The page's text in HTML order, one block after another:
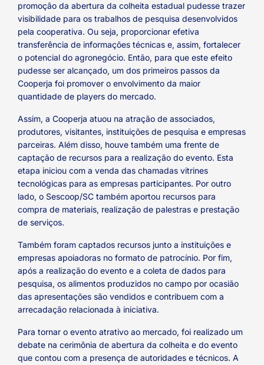
promoção da abertura da colheita estadual pudesse trazer
visibilidade para os trabalhos de pesquisa desenvolvidos
pela cooperativa. Ou seja, proporcionar efetiva
transferência de informações técnicas e, assim, fortalecer
o potencial do agronegócio. Então, para que este efeito
pudesse ser alcançado, um dos primeiros passos da
Cooperja foi promover o envolvimento da maior
quantidade de players do mercado.
Assim, a Cooperja atuou na atração de associados,
produtores, visitantes, instituições de pesquisa e empresas
parceiras. Além disso, houve também uma frente de
captação de recursos para a realização do evento. Esta
etapa iniciou com a venda das chamadas vitrines
tecnológicas para as empresas participantes. Por outro
lado, o Sescoop/SC também aportou recursos para
compra de materiais, realização de palestras e prestação
de serviços.
Também foram captados recursos junto a instituições e
empresas apoiadoras no formato de patrocínio. Por fim,
após a realização do evento e a coleta de dados para
pesquisa, os alimentos produzidos no campo por ocasião
das apresentações são vendidos e contribuem com a
arrecadação relacionada à iniciativa.
Para tornar o evento atrativo ao mercado, foi realizado um
debate na cerimônia de abertura da colheita e do evento
que contou com a presença de autoridades e técnicos. A